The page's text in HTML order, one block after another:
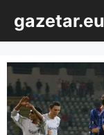
conținut
gazetar.eu